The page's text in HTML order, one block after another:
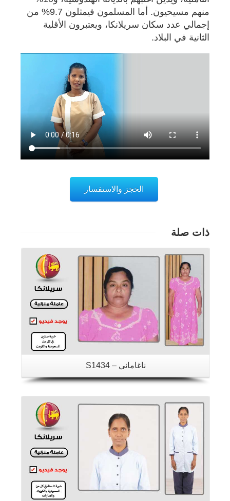
منهم مسيحيون. أما المسلمون فيمثلون 9.7% من
إجمالي عدد سكان سريلانكا، ويعتبرون الأقلية
الثانية في البلاد.
الحجز والاستفسار
ذات صلة
ناغاماني – S1434